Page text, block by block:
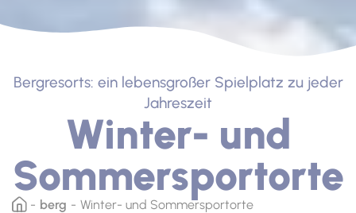
Winter- und
Sommersportorte
Bergresorts: ein lebensgroßer Spielplatz zu jeder
Jahreszeit
berg Winter- und Sommersportorte